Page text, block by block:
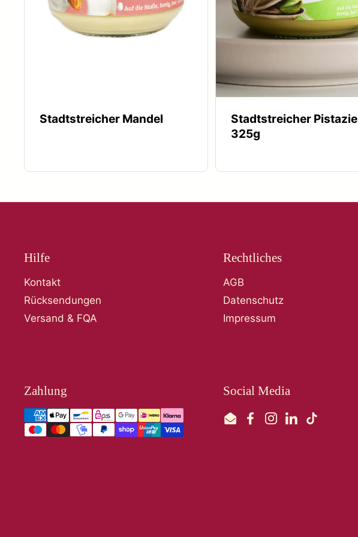
Stadtstreicher Mandel
Stadtstreicher Pistazie
325g
Hilfe
Kontakt
Rücksendungen
Versand & FQA
Rechtliches
AGB
Datenschutz
Impressum
Zahlung Social Media
EmailFacebook
Instagram
LinkedIn
TikTok